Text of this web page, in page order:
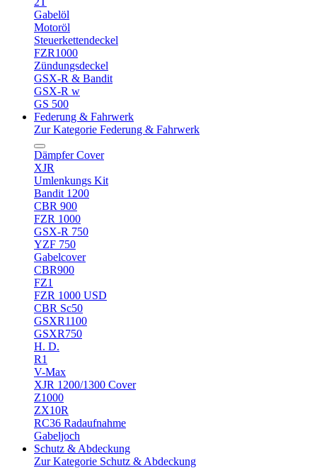
Gabelöl
Motoröl
Steuerkettendeckel
FZR1000
Zündungsdeckel
GSX-R & Bandit
GSX-R w
GS 500
Federung & Fahrwerk
Zur Kategorie Federung & Fahrwerk
Dämpfer Cover
XJR
Umlenkungs Kit
Bandit 1200
CBR 900
FZR 1000
GSX-R 750
YZF 750
Gabelcover
CBR900
FZ1
FZR 1000 USD
CBR Sc50
GSXR1100
GSXR750
H. D.
R1
V-Max
XJR 1200/1300 Cover
Z1000
ZX10R
RC36 Radaufnahme
Gabeljoch
Schutz & Abdeckung
Zur Kategorie Schutz & Abdeckung